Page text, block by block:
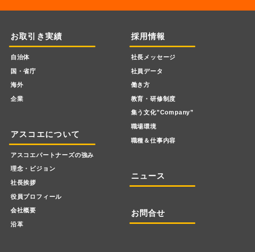
お取引き実績
自治体
国・省庁
海外
企業
アスコエについて
アスコエパートナーズの強み
理念・ビジョン
社長挨拶
役員プロフィール
会社概要
沿革
採用情報
社長メッセージ
社員データ
働き方
教育・研修制度
集う文化”Company”
職場環境
職種＆仕事内容
ニュース
お問合せ